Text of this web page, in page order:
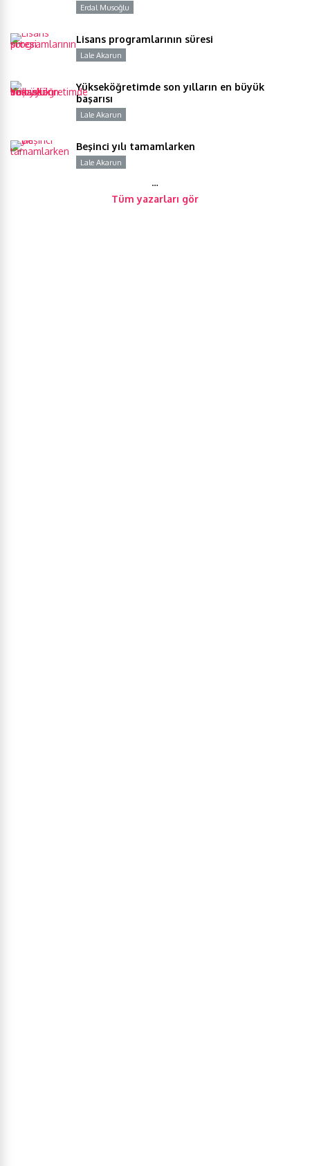
Erdal Musoğlu
Lisans programlarının süresi
Lale Akarun
Yükseköğretimde son yılların en büyük
başarısı
Lale Akarun
Beşinci yılı tamamlarken
Lale Akarun
…
Tüm yazarları gör